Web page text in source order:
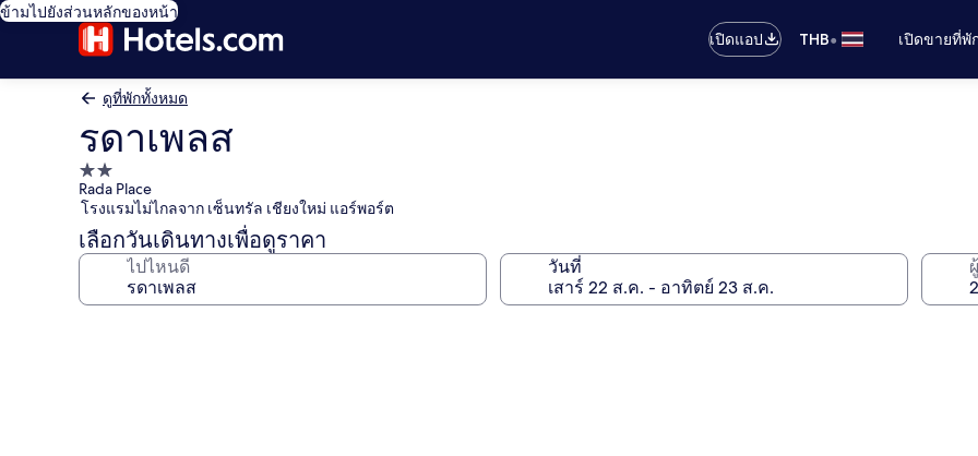
ข้ามไปยังส่วนหลักของหน้า
เปิดแอป
THB• เปิดขายที่
ดูที่พักทั้งหมด
รดาเพลส
ที่พัก
2.0
ดาว
Rada Place
โรงแรมไม่ไกลจาก เซ็นทรัล เชียงใหม่ แอร์พอร์ต
เลือกวันเดินทางเพื่อดูราคา
ไปไหนดี วันที่